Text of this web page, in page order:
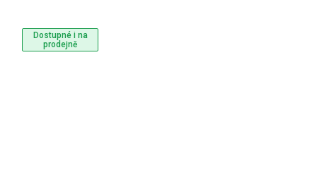
Dostupné i na
prodejně